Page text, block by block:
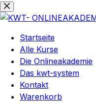
Zum
Inhalt
Zum
Inhalt
Startseite
Alle Kurse
Die Onlineakademie
Das kwt-system
Kontakt
Warenkorb